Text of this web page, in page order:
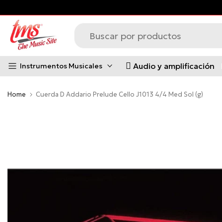
contenido
Instrumentos Musicales Audio y amplificación
Home Cuerda D Addario Prelude Cello J1013 4/4 Med Sol (g)